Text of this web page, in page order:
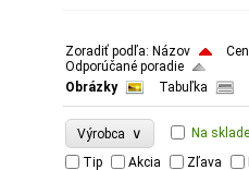
Zoradiť podľa: Názov
Odporúčané poradie
Obrázky
Tabuľka
Výrobca ∨ Na sklade
Tip
Akcia Zľava